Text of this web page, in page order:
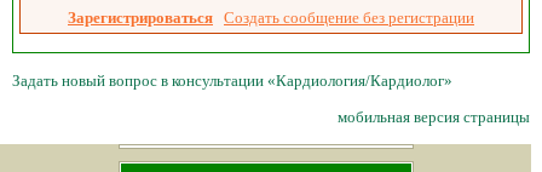
Зарегистрироваться Создать сообщение без регистрации
Задать новый вопрос в консультации «Кардиология/Кардиолог»
мобильная версия страницы